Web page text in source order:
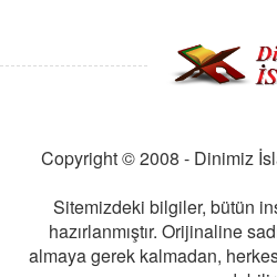
Copyright © 2008 - Dinimiz
Sitemizdeki bilgiler, bütün
hazırlanmıştır. Orijinaline
almaya gerek kalmadan,